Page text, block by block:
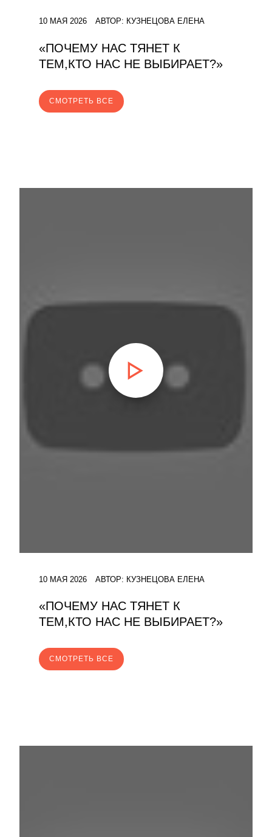
10 МАЯ 2026 АВТОР: КУЗНЕЦОВА ЕЛЕНА
«ПОЧЕМУ НАС ТЯНЕТ К
ТЕМ,КТО НАС НЕ ВЫБИРАЕТ?»
CМОТРЕТЬ ВСЕ
10 МАЯ 2026 АВТОР: КУЗНЕЦОВА ЕЛЕНА
«ПОЧЕМУ НАС ТЯНЕТ К
ТЕМ,КТО НАС НЕ ВЫБИРАЕТ?»
CМОТРЕТЬ ВСЕ